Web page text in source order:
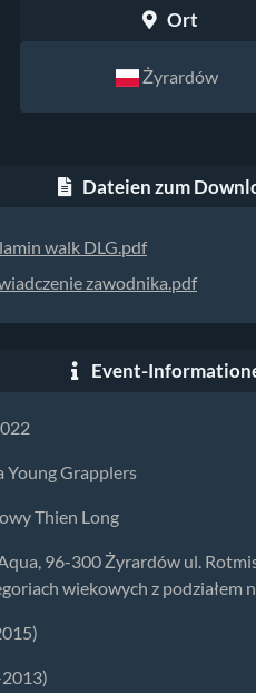
Ort
Żyrardów
Dateien zum
walk DLG.pdf
zawodnika.pdf
Event-
Young Grapplers
Thien Long
96-300 Żyrardów ul.
wiekowych z podziałem